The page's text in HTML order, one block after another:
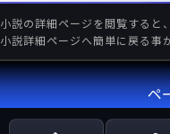
小説の詳細ページを閲覧すると
小説詳細ページへ簡単に戻る事
ペ